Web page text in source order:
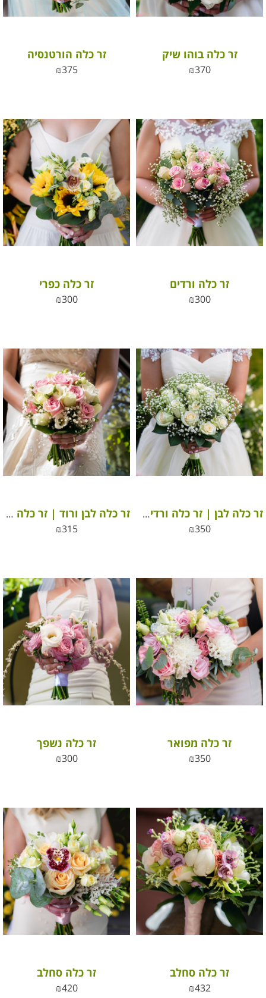
זר כלה בוהו שיק
₪370
זר כלה הורטנסיה
₪375
זר כלה ורדים
₪300
זר כלה כפרי
₪300
זר כלה לבן | זר כלה ורדים לבנים
₪350
זר כלה לבן ורוד | זר כלה ורדים לבנים ורודים
₪315
זר כלה מפואר
₪350
זר כלה נשפך
₪300
זר כלה סחלב
₪432
זר כלה סחלב
₪420